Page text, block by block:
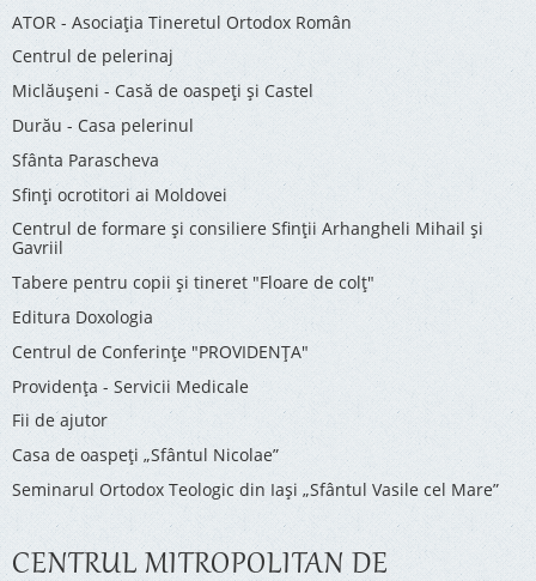
ATOR - Asociaţia Tineretul Ortodox Român
Centrul de pelerinaj
Miclăușeni - Casă de oaspeţi şi Castel
Durău - Casa pelerinul
Sfânta Parascheva
Sfinți ocrotitori ai Moldovei
Centrul de formare și consiliere Sfinții Arhangheli Mihail și
Gavriil
Tabere pentru copii şi tineret "Floare de colţ"
Editura Doxologia
Centrul de Conferinţe "PROVIDENŢA"
Providenţa - Servicii Medicale
Fii de ajutor
Casa de oaspeți „Sfântul Nicolae”
Seminarul Ortodox Teologic din Iași „Sfântul Vasile cel Mare”
CENTRUL MITROPOLITAN DE